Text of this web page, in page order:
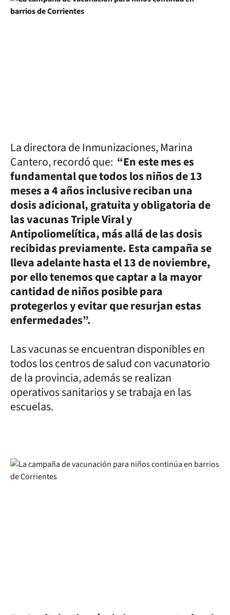
La directora de Inmunizaciones, Marina
Cantero, recordó que: “En este mes es
fundamental que todos los niños de 13
meses a 4 años inclusive reciban una
dosis adicional, gratuita y obligatoria de
las vacunas Triple Viral y
Antipoliomelítica, más allá de las dosis
recibidas previamente. Esta campaña se
lleva adelante hasta el 13 de noviembre,
por ello tenemos que captar a la mayor
cantidad de niños posible para
protegerlos y evitar que resurjan estas
enfermedades”.
Las vacunas se encuentran disponibles en
todos los centros de salud con vacunatorio
de la provincia, además se realizan
operativos sanitarios y se trabaja en las
escuelas.